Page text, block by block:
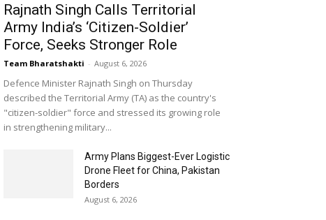
Rajnath Singh Calls Territorial
Army India’s ‘Citizen-Soldier’
Force, Seeks Stronger Role
Team Bharatshakti - August 6, 2026
Defence Minister Rajnath Singh on Thursday
described the Territorial Army (TA) as the country's
"citizen-soldier" force and stressed its growing role
in strengthening military...
Army Plans Biggest-Ever Logistic
Drone Fleet for China, Pakistan
Borders
August 6, 2026